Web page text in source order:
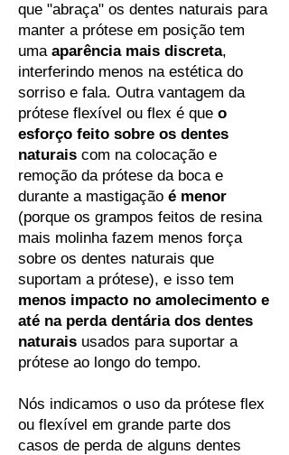
que "abraça" os dentes naturais para
manter a prótese em posição tem
uma aparência mais discreta,
interferindo menos na estética do
sorriso e fala. Outra vantagem da
prótese flexível ou flex é que o
esforço feito sobre os dentes
naturais com na colocação e
remoção da prótese da boca e
durante a mastigação é menor
(porque os grampos feitos de resina
mais molinha fazem menos força
sobre os dentes naturais que
suportam a prótese), e isso tem
menos impacto no amolecimento e
até na perda dentária dos dentes
naturais usados para suportar a
prótese ao longo do tempo.
Nós indicamos o uso da prótese flex
ou flexível em grande parte dos
casos de perda de alguns dentes